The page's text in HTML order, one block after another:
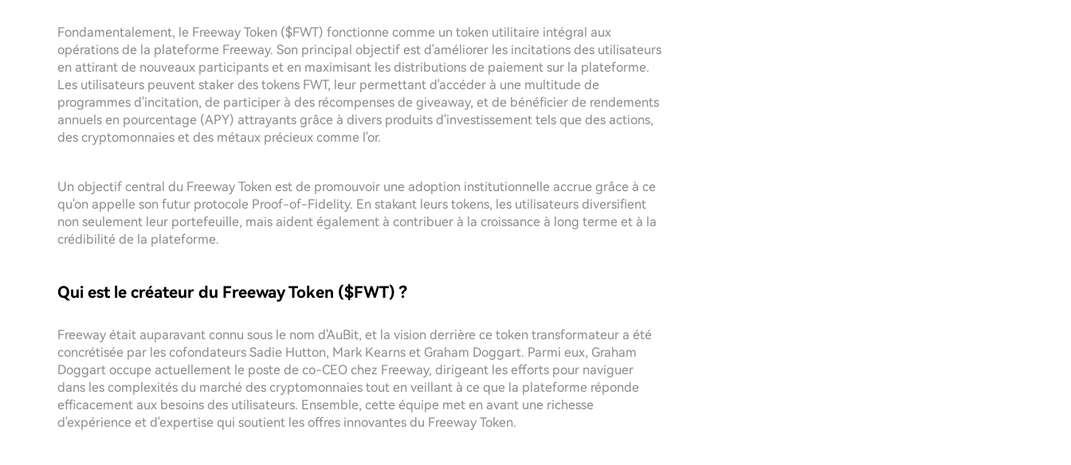
Fondamentalement, le Freeway Token ($FWT) fonctionne comme un token utilitaire intégral aux
opérations de la plateforme Freeway. Son principal objectif est d'améliorer les incitations des utilisateurs
en attirant de nouveaux participants et en maximisant les distributions de paiement sur la plateforme.
Les utilisateurs peuvent staker des tokens FWT, leur permettant d'accéder à une multitude de
programmes d'incitation, de participer à des récompenses de giveaway, et de bénéficier de rendements
annuels en pourcentage (APY) attrayants grâce à divers produits d'investissement tels que des actions,
des cryptomonnaies et des métaux précieux comme l'or.
Un objectif central du Freeway Token est de promouvoir une adoption institutionnelle accrue grâce à ce
qu'on appelle son futur protocole Proof-of-Fidelity. En stakant leurs tokens, les utilisateurs diversifient
non seulement leur portefeuille, mais aident également à contribuer à la croissance à long terme et à la
crédibilité de la plateforme.
Qui est le créateur du Freeway Token ($FWT) ?
Freeway était auparavant connu sous le nom d'AuBit, et la vision derrière ce token transformateur a été
concrétisée par les cofondateurs Sadie Hutton, Mark Kearns et Graham Doggart. Parmi eux, Graham
Doggart occupe actuellement le poste de co-CEO chez Freeway, dirigeant les efforts pour naviguer
dans les complexités du marché des cryptomonnaies tout en veillant à ce que la plateforme réponde
efficacement aux besoins des utilisateurs. Ensemble, cette équipe met en avant une richesse
d'expérience et d'expertise qui soutient les offres innovantes du Freeway Token.